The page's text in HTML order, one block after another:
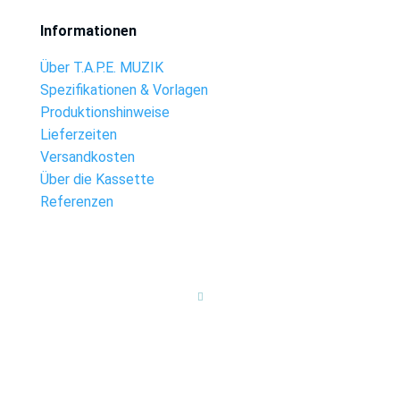
Informationen
Über T.A.P.E. MUZIK
Spezifikationen & Vorlagen
Produktionshinweise
Lieferzeiten
Versandkosten
Über die Kassette
Referenzen
